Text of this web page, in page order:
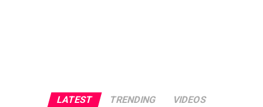
LATEST TRENDING VIDEOS